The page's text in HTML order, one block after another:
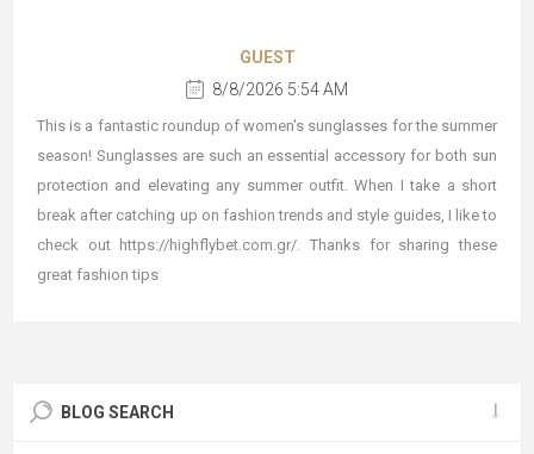
GUEST
8/8/2026 5:54 AM
This is a fantastic roundup of women's sunglasses for the summer
season! Sunglasses are such an essential accessory for both sun
protection and elevating any summer outfit. When I take a short
break after catching up on fashion trends and style guides, I like to
check out https://highflybet.com.gr/. Thanks for sharing these
great fashion tips
BLOG SEARCH